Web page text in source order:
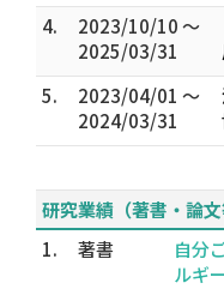
4.
2023/10/10 ～
2025/03/31
5.
2023/04/01 ～
2024/03/31
研究業績（著書・論文
1.
著書
自分
ルギ